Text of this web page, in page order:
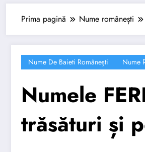
Prima pagină Nume românești
Nume De Baieti Românești Nume
Numele
trăsături și